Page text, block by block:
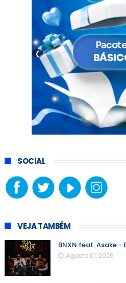
❮
SOCIAL
VEJA TAMBÉM
BNXN feat. Asake -
Agosto 01, 2026